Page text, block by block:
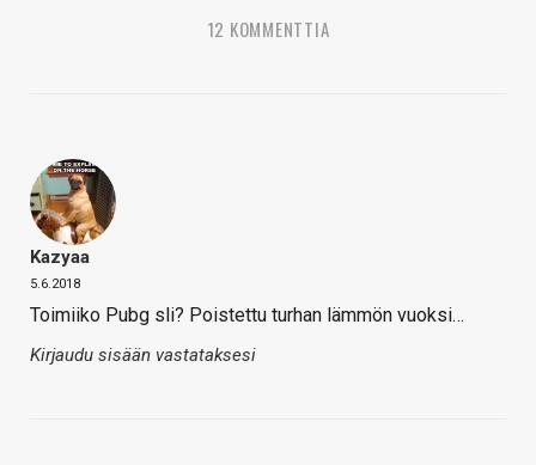
12 KOMMENTTIA
Kazyaa
5.6.2018
Toimiiko Pubg sli? Poistettu turhan lämmön vuoksi…
Kirjaudu sisään vastataksesi